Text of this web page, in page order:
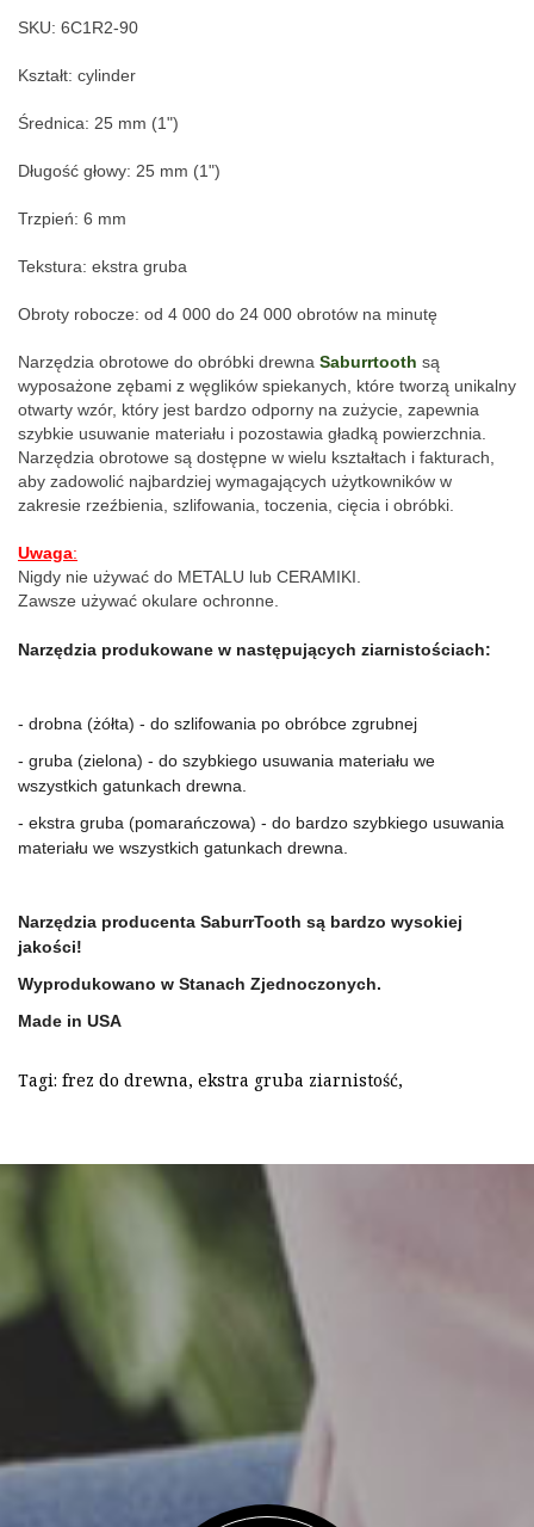
SKU: 6C1R2-90
Kształt: cylinder
Średnica: 25 mm (1")
Długość głowy: 25 mm (1")
Trzpień: 6 mm
Tekstura: ekstra gruba
Obroty robocze: od 4 000 do 24 000 obrotów na minutę
Narzędzia obrotowe do obróbki drewna Saburrtooth są
wyposażone zębami z węglików spiekanych, które tworzą unikalny
otwarty wzór, który jest bardzo odporny na zużycie, zapewnia
szybkie usuwanie materiału i pozostawia gładką powierzchnia.
Narzędzia obrotowe są dostępne w wielu kształtach i fakturach,
aby zadowolić najbardziej wymagających użytkowników w
zakresie rzeźbienia, szlifowania, toczenia, cięcia i obróbki.
Uwaga:
Nigdy nie używać do METALU lub CERAMIKI.
Zawsze używać okulare ochronne.
Narzędzia produkowane w następujących ziarnistościach:
- drobna (żółta) - do szlifowania po obróbce zgrubnej
- gruba (zielona) - do szybkiego usuwania materiału we
wszystkich gatunkach drewna.
- ekstra gruba (pomarańczowa) - do bardzo szybkiego usuwania
materiału we wszystkich gatunkach drewna.
Narzędzia producenta SaburrTooth są bardzo wysokiej
jakości!
Wyprodukowano w Stanach Zjednoczonych.
Made in USA
Tagi: frez do drewna, ekstra gruba ziarnistość,